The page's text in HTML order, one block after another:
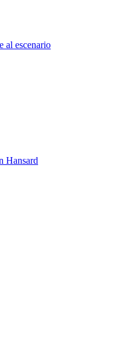
al escenario
Hansard